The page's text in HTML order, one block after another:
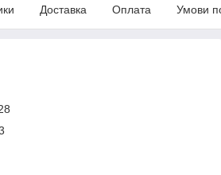
Доставка Оплата Умови